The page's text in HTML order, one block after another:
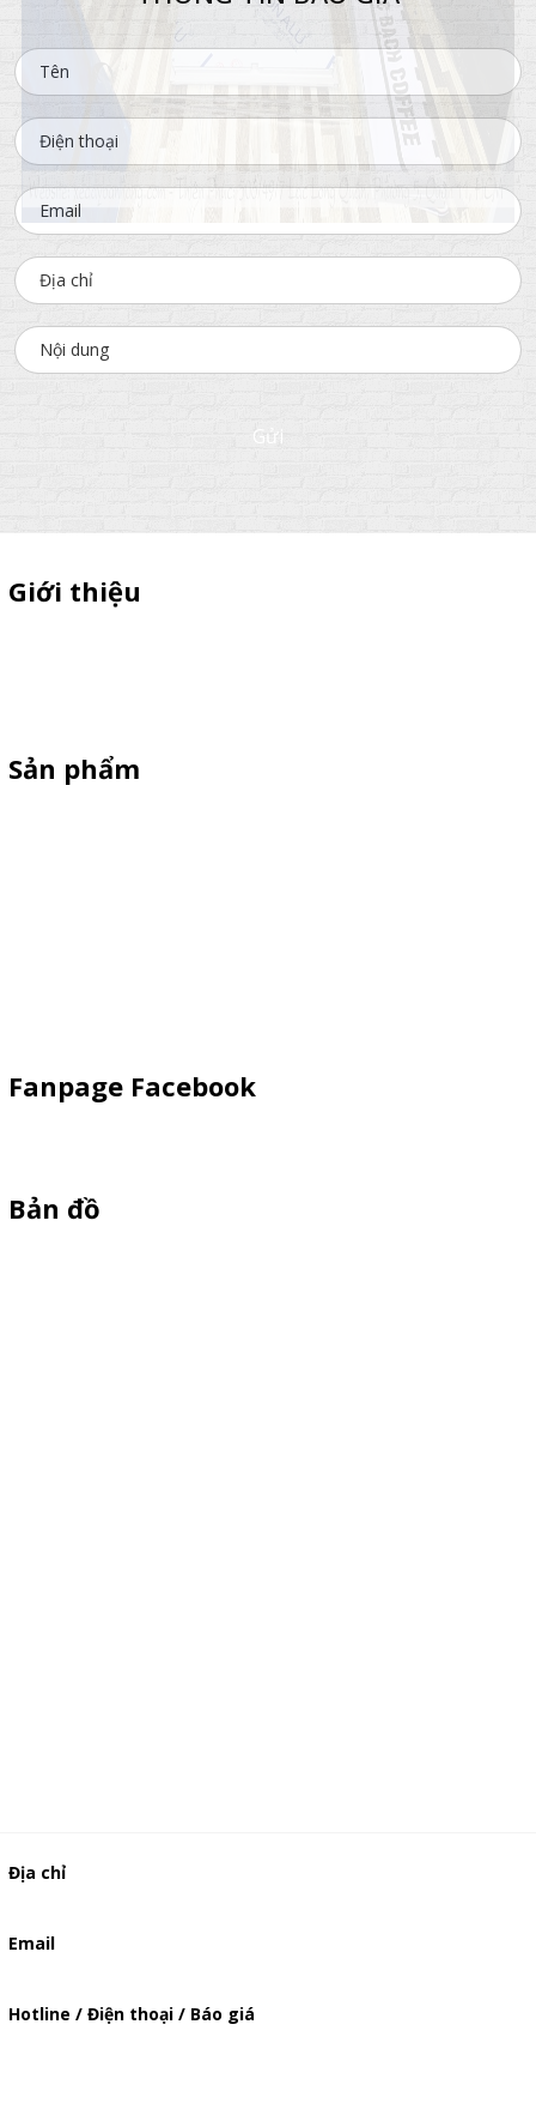
Gửi
Giới thiệu
Sản phẩm
Fanpage Facebook
Bản đồ
Địa chỉ
Email
Hotline / Điện thoại / Báo giá